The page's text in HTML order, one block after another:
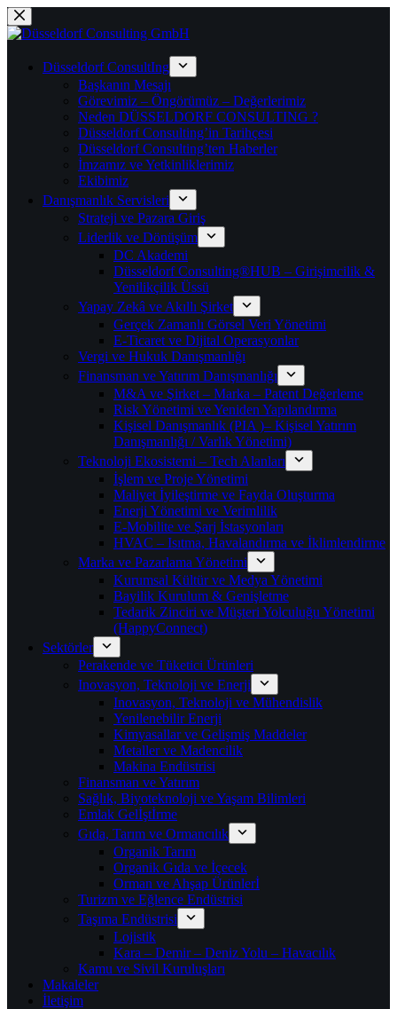
跳
过
Düsseldorf ConsultIng
Başkanın Mesajı
Görevimiz – Öngörümüz – Değerlerimiz
Neden DÜSSELDORF CONSULTING ?
Düsseldorf Consulting’in Tarihçesi
Düsseldorf Consulting’ten Haberler
İmzamız ve Yetkinliklerimiz
Ekibimiz
Danışmanlık Servisleri
Strateji ve Pazara Giriş
Liderlik ve Dönüşüm
DC Akademi
Düsseldorf Consulting®HUB – Girişimcilik &
Yenilikçilik Üssü
Yapay Zekâ ve Akıllı Şirket
Gerçek Zamanlı Görsel Veri Yönetimi
E-Ticaret ve Dijital Operasyonlar
Vergi ve Hukuk Danışmanlığı
Finansman ve Yatırım Danışmanlığı
M&A ve Şirket – Marka – Patent Değerleme
Risk Yönetimi ve Yeniden Yapılandırma
Kişisel Danışmanlık (PIA )– Kişisel Yatırım
Danışmanlığı / Varlık Yönetimi)
Teknoloji Ekosistemi – Tech Alanları
İşlem ve Proje Yönetimi
Maliyet İyileştirme ve Fayda Oluşturma
Enerji Yönetimi ve Verimlilik
E-Mobilite ve Şarj İstasyonları
HVAC – Isıtma, Havalandırma ve İklimlendirme
Marka ve Pazarlama Yönetimi
Kurumsal Kültür ve Medya Yönetimi
Bayilik Kurulum & Genişletme
Tedarik Zinciri ve Müşteri Yolculuğu Yönetimi
(HappyConnect)
Sektörler
Perakende ve Tüketici Ürünleri
Inovasyon, Teknoloji ve Enerji
Inovasyon, Teknoloji ve Mühendislik
Yenilenebilir Enerji
Kimyasallar ve Gelişmiş Maddeler
Metaller ve Madencilik
Makina Endüstrisi
Finansman ve Yatırım
Sağlık, Biyoteknoloji ve Yaşam Bilimleri
Emlak Gelİştİrme
Gıda, Tarım ve Ormancılık
Organik Tarım
Organik Gıda ve İçecek
Orman ve Ahşap Ürünlerİ
Turizm ve Eğlence Endüstrisi
Taşıma Endüstrisi
Lojistik
Kara – Demir – Deniz Yolu – Havacılık
Kamu ve Sivil Kuruluşları
Makaleler
İletişim